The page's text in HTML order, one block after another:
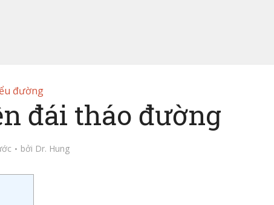
đường
đái tháo đường
bởi Dr. Hung